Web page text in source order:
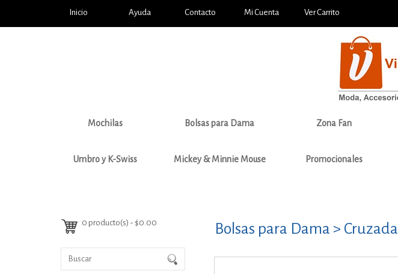
Inicio Ayuda Contacto Mi Cuenta Ver Carrito
Mochilas Bolsas para Dama Zona Fan
Umbro y K-Swiss Mickey & Minnie Mouse Promocionales
0 producto(s) - $0.00 Bolsas para Dama > Cruzada